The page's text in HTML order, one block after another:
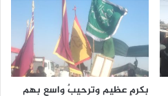
بكرمٍ عظيم وترحيبٌ واسع بهم